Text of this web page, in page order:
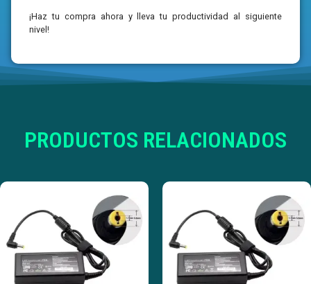
¡Haz tu compra ahora y lleva tu productividad al siguiente
nivel!
PRODUCTOS RELACIONADOS